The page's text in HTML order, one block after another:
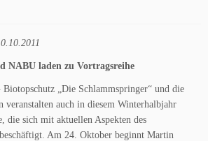
NABU laden zu Vortragsreihe
„Die Schlammspringer“ und die
auch in diesem Winterhalbjahr
die sich mit aktuellen Aspekten des
Am 24. Oktober beginnt Martin